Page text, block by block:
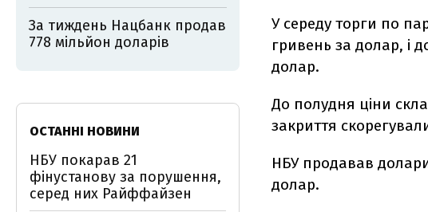
У середу торги по
гривень за долар, і
долар.
До полудня ціни
закриття
НБУ продавав долари
долар.
За тиждень Нацбанк продав
778 мільйон доларів
ОСТАННІ НОВИНИ
НБУ покарав 21
фінустанову за порушення,
серед них Райффайзен